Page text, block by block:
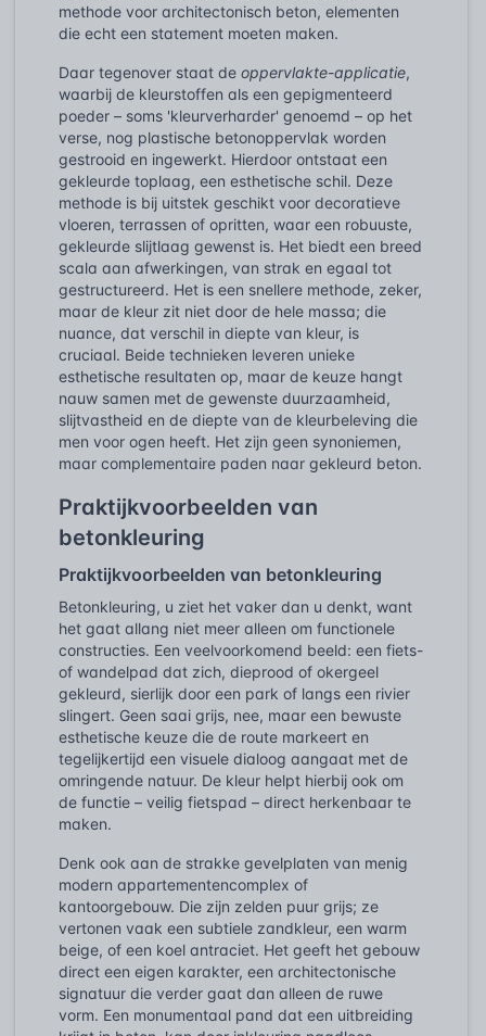
methode voor architectonisch beton, elementen
die echt een statement moeten maken.
Daar tegenover staat de oppervlakte-applicatie,
waarbij de kleurstoffen als een gepigmenteerd
poeder – soms 'kleurverharder' genoemd – op het
verse, nog plastische betonoppervlak worden
gestrooid en ingewerkt. Hierdoor ontstaat een
gekleurde toplaag, een esthetische schil. Deze
methode is bij uitstek geschikt voor decoratieve
vloeren, terrassen of opritten, waar een robuuste,
gekleurde slijtlaag gewenst is. Het biedt een breed
scala aan afwerkingen, van strak en egaal tot
gestructureerd. Het is een snellere methode, zeker,
maar de kleur zit niet door de hele massa; die
nuance, dat verschil in diepte van kleur, is
cruciaal. Beide technieken leveren unieke
esthetische resultaten op, maar de keuze hangt
nauw samen met de gewenste duurzaamheid,
slijtvastheid en de diepte van de kleurbeleving die
men voor ogen heeft. Het zijn geen synoniemen,
maar complementaire paden naar gekleurd beton.
Praktijkvoorbeelden van
betonkleuring
Praktijkvoorbeelden van betonkleuring
Betonkleuring, u ziet het vaker dan u denkt, want
het gaat allang niet meer alleen om functionele
constructies. Een veelvoorkomend beeld: een fiets-
of wandelpad dat zich, dieprood of okergeel
gekleurd, sierlijk door een park of langs een rivier
slingert. Geen saai grijs, nee, maar een bewuste
esthetische keuze die de route markeert en
tegelijkertijd een visuele dialoog aangaat met de
omringende natuur. De kleur helpt hierbij ook om
de functie – veilig fietspad – direct herkenbaar te
maken.
Denk ook aan de strakke gevelplaten van menig
modern appartementencomplex of
kantoorgebouw. Die zijn zelden puur grijs; ze
vertonen vaak een subtiele zandkleur, een warm
beige, of een koel antraciet. Het geeft het gebouw
direct een eigen karakter, een architectonische
signatuur die verder gaat dan alleen de ruwe
vorm. Een monumentaal pand dat een uitbreiding